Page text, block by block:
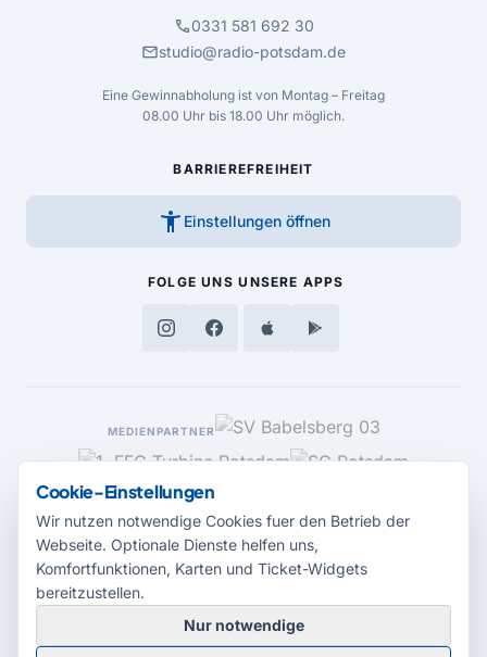
call0331 581 692 30
mailstudio@radio-potsdam.de
Eine Gewinnabholung ist von Montag – Freitag
08.00 Uhr bis 18.00 Uhr möglich.
BARRIEREFREIHEIT
accessibility_new Einstellungen öffnen
FOLGE UNS UNSERE APPS
MEDIENPARTNER
© 2026 Radio Potsdam. Webseite entwickelt durch dieMedienagentur
Cookie-Einstellungen
Wir nutzen notwendige Cookies fuer den Betrieb der
Webseite. Optionale Dienste helfen uns,
Komfortfunktionen, Karten und Ticket-Widgets
bereitzustellen.
Nur notwendige